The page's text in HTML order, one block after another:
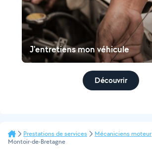
J'entretiens mon véhicule
Découvrir
Prestations de services Mécaniciens moteur
Montoir-de-Bretagne